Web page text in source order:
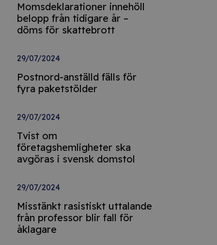
Momsdeklarationer innehöll
belopp från tidigare år –
döms för skattebrott
29/07/2024
Postnord-anställd fälls för
fyra paketstölder
29/07/2024
Tvist om
företagshemligheter ska
avgöras i svensk domstol
29/07/2024
Misstänkt rasistiskt uttalande
från professor blir fall för
åklagare